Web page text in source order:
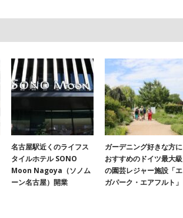
名古屋駅近くのライフス
タイルホテル SONO
Moon Nagoya（ソノム
ーン名古屋）開業
ガーデニング好きな方に
おすすめのドイツ最大級
の園芸レジャー施設「エ
ガパーク・エアフルト」